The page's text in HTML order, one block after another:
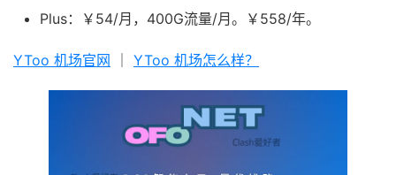
Plus：￥54/月，400G流量/月。￥558/年。
YToo 机场官网 YToo 机场怎么样？